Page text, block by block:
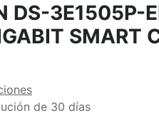
DS-3E1505P-
SMART
de 30 días